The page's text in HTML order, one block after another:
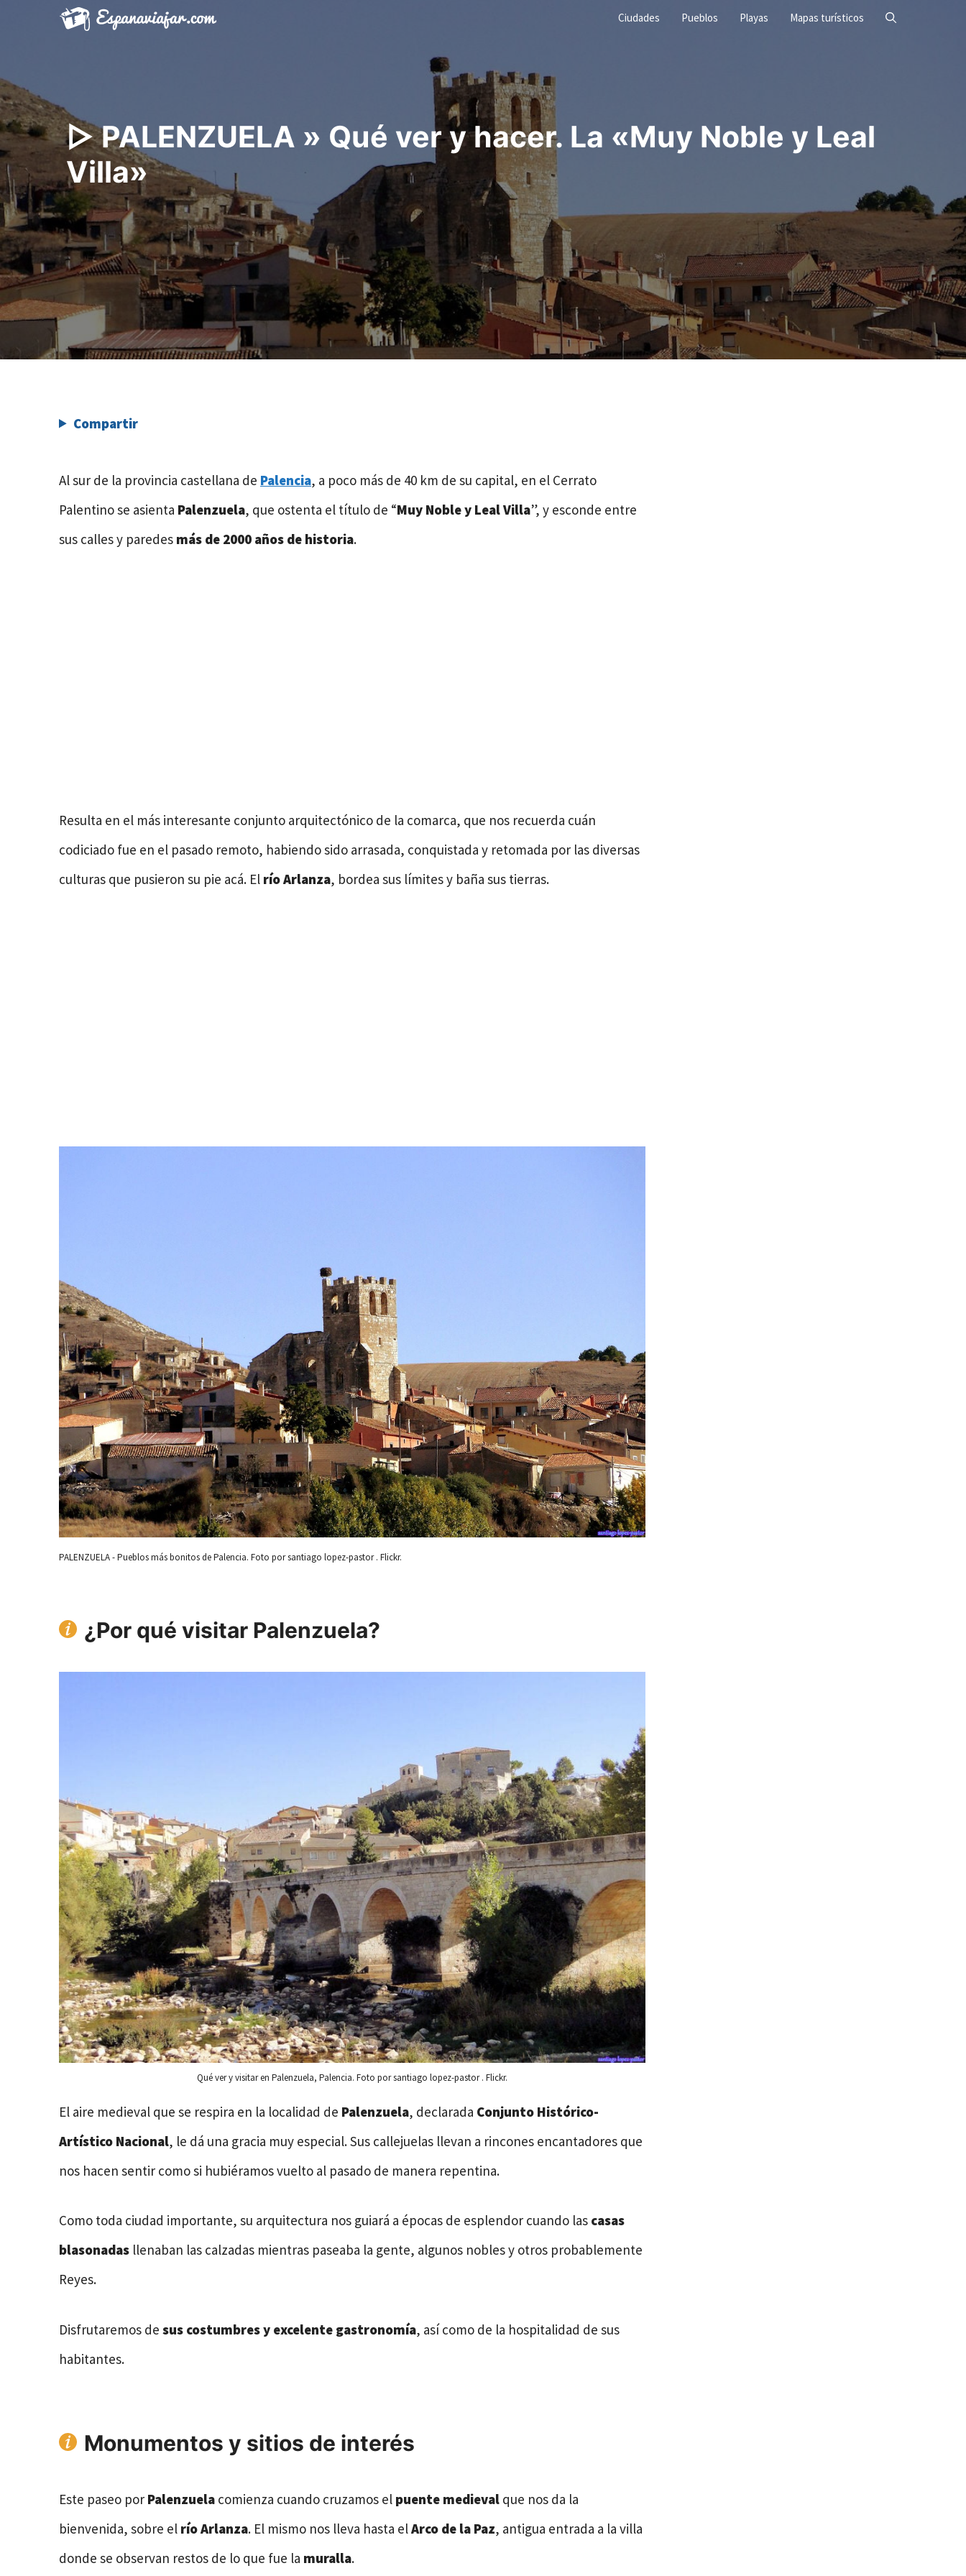
Ciudades Pueblos Playas Mapas turísticos
▷ PALENZUELA » Qué ver y hacer. La «Muy Noble y Leal
Villa»
Compartir
Al sur de la provincia castellana de Palencia, a poco más de 40 km de su capital, en el Cerrato
Palentino se asienta Palenzuela, que ostenta el título de “Muy Noble y Leal Villa”, y esconde entre
sus calles y paredes más de 2000 años de historia.
Resulta en el más interesante conjunto arquitectónico de la comarca, que nos recuerda cuán
codiciado fue en el pasado remoto, habiendo sido arrasada, conquistada y retomada por las diversas
culturas que pusieron su pie acá. El río Arlanza, bordea sus límites y baña sus tierras.
PALENZUELA - Pueblos más bonitos de Palencia. Foto por santiago lopez-pastor . Flickr.
¿Por qué visitar Palenzuela?
Qué ver y visitar en Palenzuela, Palencia. Foto por santiago lopez-pastor . Flickr.
El aire medieval que se respira en la localidad de Palenzuela, declarada Conjunto Histórico-
Artístico Nacional, le dá una gracia muy especial. Sus callejuelas llevan a rincones encantadores que
nos hacen sentir como si hubiéramos vuelto al pasado de manera repentina.
Como toda ciudad importante, su arquitectura nos guiará a épocas de esplendor cuando las casas
blasonadas llenaban las calzadas mientras paseaba la gente, algunos nobles y otros probablemente
Reyes.
Disfrutaremos de sus costumbres y excelente gastronomía, así como de la hospitalidad de sus
habitantes.
Monumentos y sitios de interés
Este paseo por Palenzuela comienza cuando cruzamos el puente medieval que nos da la
bienvenida, sobre el río Arlanza. El mismo nos lleva hasta elArco de la Paz, antigua entrada a la villa
donde se observan restos de lo que fue la muralla.